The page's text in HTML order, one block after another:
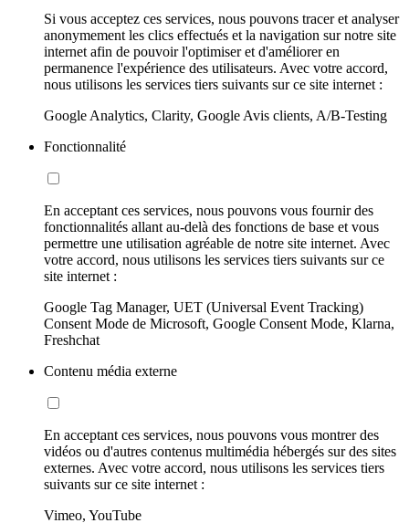
Si vous acceptez ces services, nous pouvons tracer et analyser
anonymement les clics effectués et la navigation sur notre site
internet afin de pouvoir l'optimiser et d'améliorer en
permanence l'expérience des utilisateurs. Avec votre accord,
nous utilisons les services tiers suivants sur ce site internet :
Google Analytics, Clarity, Google Avis clients, A/B-Testing
Fonctionnalité
En acceptant ces services, nous pouvons vous fournir des
fonctionnalités allant au-delà des fonctions de base et vous
permettre une utilisation agréable de notre site internet. Avec
votre accord, nous utilisons les services tiers suivants sur ce
site internet :
Google Tag Manager, UET (Universal Event Tracking)
Consent Mode de Microsoft, Google Consent Mode, Klarna,
Freshchat
Contenu média externe
En acceptant ces services, nous pouvons vous montrer des
vidéos ou d'autres contenus multimédia hébergés sur des sites
externes. Avec votre accord, nous utilisons les services tiers
suivants sur ce site internet :
Vimeo, YouTube